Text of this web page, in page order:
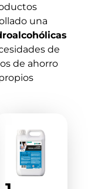
una
de
de ahorro